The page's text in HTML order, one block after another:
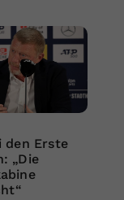
den Erste
„Die